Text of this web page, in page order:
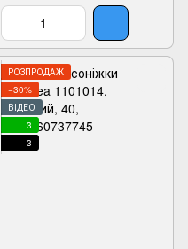
РОЗПРОДАЖ
−30%
ВІДЕО
3
3